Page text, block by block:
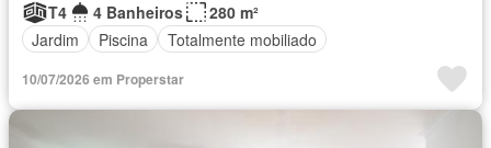
T4
4 Banheiros
280 m²
Jardim
Piscina Totalmente mobiliado
10/07/2026 em Properstar